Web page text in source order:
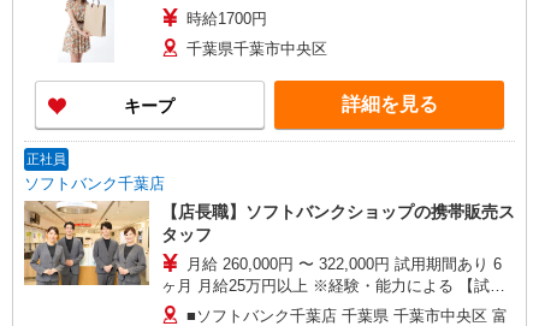
時給1700円
千葉県千葉市中央区
キープ 詳細を見る
正社員
ソフトバンク千葉店
【店長職】ソフトバンクショップの携帯販売ス
タッフ
月給 260,000円 〜 322,000円 試用期間あり 6
ヶ月 月給25万円以上 ※経験・能力による 【試用
期間】月給 260000 円 〜 322000 円
■ソフトバンク千葉店 千葉県 千葉市中央区 富